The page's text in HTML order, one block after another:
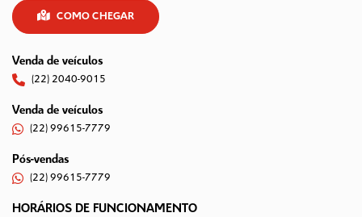
COMO CHEGAR
Venda de veículos
(22) 2040-9015
Venda de veículos
(22) 99615-7779
Pós-vendas
(22) 99615-7779
HORÁRIOS DE FUNCIONAMENTO